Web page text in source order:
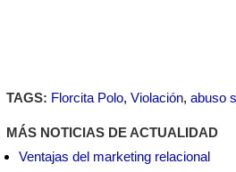
TAGS: Florcita Polo, Violación, abuso
MÁS NOTICIAS DE ACTUALIDAD
Ventajas del marketing relacional